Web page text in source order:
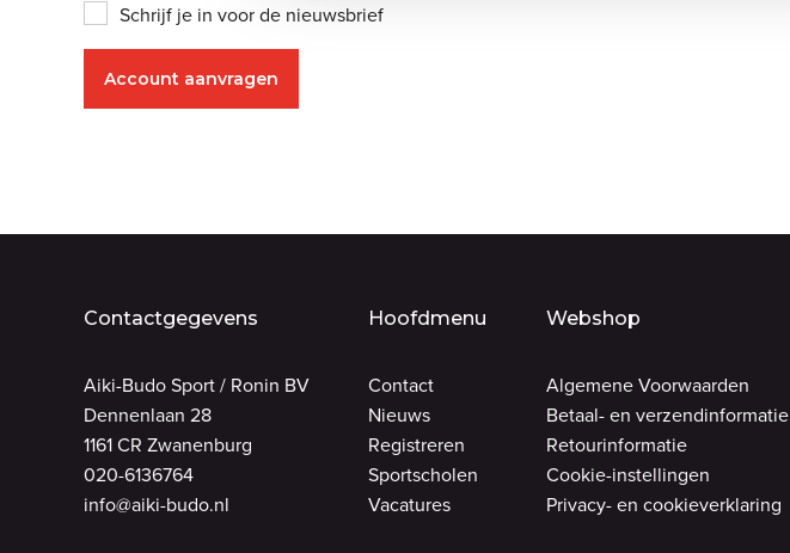
Schrijf je in voor de nieuwsbrief
Contactgegevens
Aiki-Budo Sport / Ronin BV
Dennenlaan 28
1161 CR Zwanenburg
020-6136764
info@aiki-budo.nl
Hoofdmenu
Contact
Nieuws
Registreren
Sportscholen
Vacatures
Webshop
Algemene Voorwaarden
Betaal- en verzendinformatie
Retourinformatie
Cookie-instellingen
Privacy- en cookieverklaring